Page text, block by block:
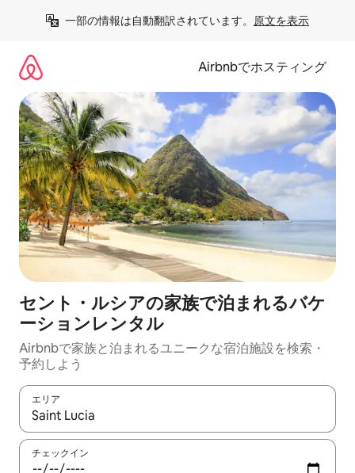
一部の情報は自動翻訳されています。 原文を表示
Airbnbでホスティング
セント・ルシアの家族で泊まれるバケ
ーションレンタル
Airbnbで家族と泊まれるユニークな宿泊施設を検索・
予約しよう
エリア
検索結果が表示されたら、上下の矢印キーを使って移動するか
チェックイン